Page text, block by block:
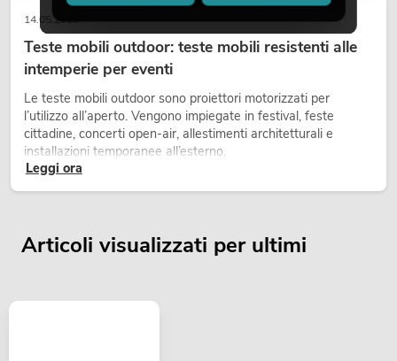
14.05.2026
Teste mobili outdoor: teste mobili resistenti alle
intemperie per eventi
Le teste mobili outdoor sono proiettori motorizzati per
l’utilizzo all’aperto. Vengono impiegate in festival, feste
cittadine, concerti open-air, allestimenti architetturali e
installazioni temporanee all’esterno.
Leggi ora
Articoli visualizzati per ultimi